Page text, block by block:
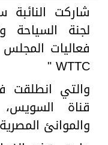
شاركت
لجنة السياحة
فعاليات
WTTC "
والتي انطلقت
قناة
والموانئ